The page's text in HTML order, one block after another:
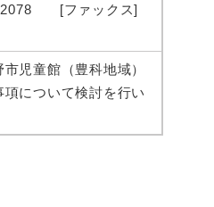
2078 [ファックス]
児童館（豊科地域）
について検討を行い